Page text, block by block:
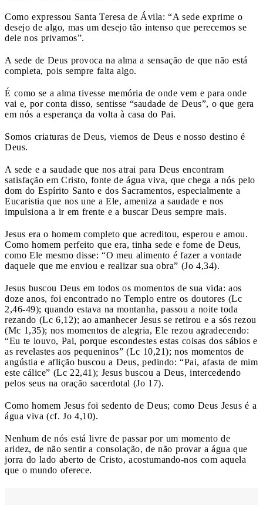
Como expressou Santa Teresa de Ávila: “A sede exprime o
desejo de algo, mas um desejo tão intenso que perecemos se
dele nos privamos”.
A sede de Deus provoca na alma a sensação de que não está
completa, pois sempre falta algo.
É como se a alma tivesse memória de onde vem e para onde
vai e, por conta disso, sentisse “saudade de Deus”, o que gera
em nós a esperança da volta à casa do Pai.
Somos criaturas de Deus, viemos de Deus e nosso destino é
Deus.
A sede e a saudade que nos atrai para Deus encontram
satisfação em Cristo, fonte de água viva, que chega a nós pelo
dom do Espírito Santo e dos Sacramentos, especialmente a
Eucaristia que nos une a Ele, ameniza a saudade e nos
impulsiona a ir em frente e a buscar Deus sempre mais.
Jesus era o homem completo que acreditou, esperou e amou.
Como homem perfeito que era, tinha sede e fome de Deus,
como Ele mesmo disse: “O meu alimento é fazer a vontade
daquele que me enviou e realizar sua obra” (Jo 4,34).
Jesus buscou Deus em todos os momentos de sua vida: aos
doze anos, foi encontrado no Templo entre os doutores (Lc
2,46-49); quando estava na montanha, passou a noite toda
rezando (Lc 6,12); ao amanhecer Jesus se retirou e a sós rezou
(Mc 1,35); nos momentos de alegria, Ele rezou agradecendo:
“Eu te louvo, Pai, porque escondestes estas coisas dos sábios e
as revelastes aos pequeninos” (Lc 10,21); nos momentos de
angústia e aflição buscou a Deus, pedindo: “Pai, afasta de mim
este cálice” (Lc 22,41); Jesus buscou a Deus, intercedendo
pelos seus na oração sacerdotal (Jo 17).
Como homem Jesus foi sedento de Deus; como Deus Jesus é a
água viva (cf. Jo 4,10).
Nenhum de nós está livre de passar por um momento de
aridez, de não sentir a consolação, de não provar a água que
jorra do lado aberto de Cristo, acostumando-nos com aquela
que o mundo oferece.